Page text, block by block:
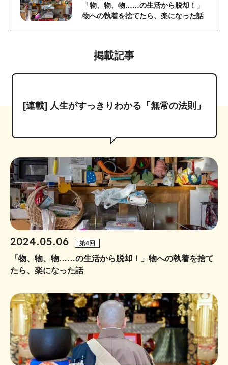
「物、物、物……の生活から脱却！」
物への執着を捨てたら、楽になった話
掲載記事
[連載] 人生がすっきりわかる「無常の法則」
2024.05.06 第4回
「物、物、物……の生活から脱却！」物への執着を捨て
たら、楽になった話